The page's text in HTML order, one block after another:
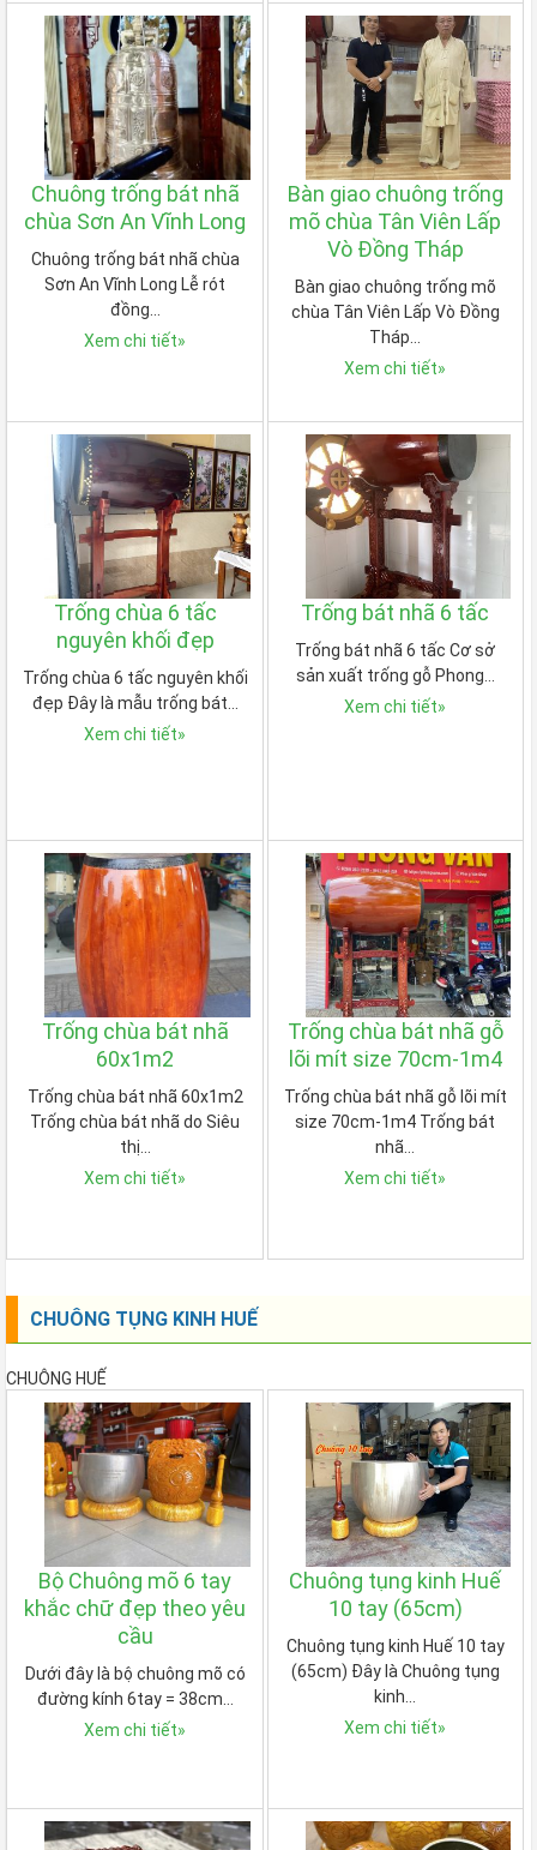
Chuông trống bát nhã
chùa Sơn An Vĩnh Long
Chuông trống bát nhã chùa
Sơn An Vĩnh Long Lễ rót
đồng…
Xem chi tiết»
Bàn giao chuông trống
mõ chùa Tân Viên Lấp
Vò Đồng Tháp
Bàn giao chuông trống mõ
chùa Tân Viên Lấp Vò Đồng
Tháp…
Xem chi tiết»
Trống chùa 6 tấc
nguyên khối đẹp
Trống chùa 6 tấc nguyên khối
đẹp Đây là mẫu trống bát…
Xem chi tiết»
Trống bát nhã 6 tấc
Trống bát nhã 6 tấc Cơ sở
sản xuất trống gỗ Phong…
Xem chi tiết»
Trống chùa bát nhã
60x1m2
Trống chùa bát nhã 60x1m2
Trống chùa bát nhã do Siêu
thị…
Xem chi tiết»
Trống chùa bát nhã gỗ
lõi mít size 70cm-1m4
Trống chùa bát nhã gỗ lõi mít
size 70cm-1m4 Trống bát
nhã…
Xem chi tiết»
CHUÔNG TỤNG KINH HUẾ
CHUÔNG HUẾ
Bộ Chuông mõ 6 tay
khắc chữ đẹp theo yêu
cầu
Dưới đây là bộ chuông mõ có
đường kính 6tay = 38cm…
Xem chi tiết»
Chuông tụng kinh Huế
10 tay (65cm)
Chuông tụng kinh Huế 10 tay
(65cm) Đây là Chuông tụng
kinh…
Xem chi tiết»